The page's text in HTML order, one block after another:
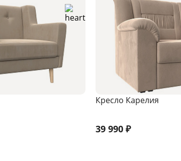
Кресло Карелия
39 990 ₽